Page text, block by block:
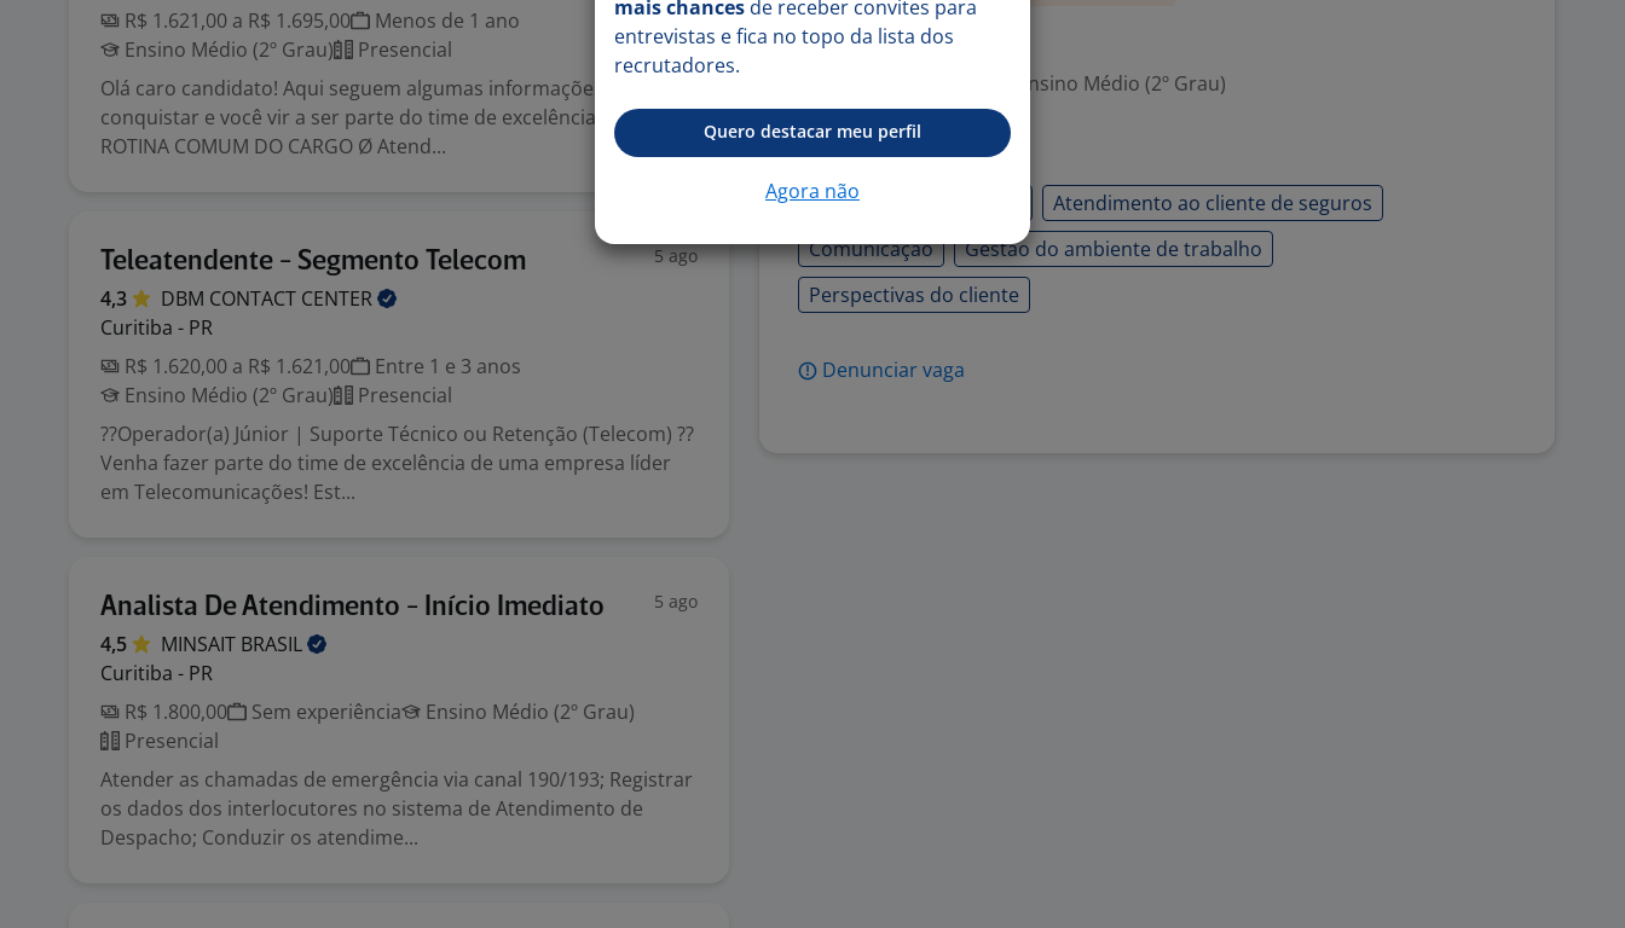
R$ 1.621,00 a R$ 1.695,00
Menos de 1 ano
Ensino Médio (2º Grau)
Presencial
Olá caro candidato! Aqui seguem algumas informações para te
conquistar e você vir a ser parte do time de excelência dbm.
ROTINA COMUM DO CARGO Ø Atend...
Teleatendente - Segmento Telecom 5 ago
4,3 DBM CONTACT CENTER
Curitiba - PR
R$ 1.620,00 a R$ 1.621,00
Entre 1 e 3 anos
Ensino Médio (2º Grau)
Presencial
??Operador(a) Júnior | Suporte Técnico ou Retenção (Telecom) ??
Venha fazer parte do time de excelência de uma empresa líder
em Telecomunicações! Est...
Analista De Atendimento - Início Imediato 5 ago
4,5 MINSAIT BRASIL
Curitiba - PR
R$ 1.800,00
Sem experiência
Ensino Médio (2º Grau)
Presencial
Atender as chamadas de emergência via canal 190/193; Registrar
os dados dos interlocutores no sistema de Atendimento de
Despacho; Conduzir os atendime...
Exigências
Escolaridade Mínima: Ensino Médio (2º Grau)
Atendimento ao cliente
Atendimento ao cliente de seguros
Comunicação
Gestão do ambiente de trabalho
Perspectivas do cliente
Denunciar vaga
mais chances de receber convites para
entrevistas e fica no topo da lista dos
recrutadores.
Quero destacar meu perfil
Agora não